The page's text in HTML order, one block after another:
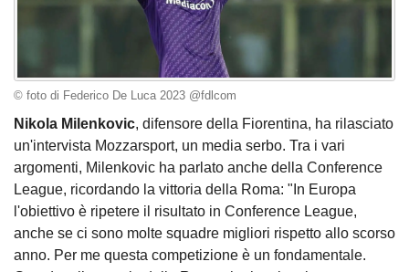
© foto di Federico De Luca 2023 @fdlcom
Nikola Milenkovic, difensore della Fiorentina, ha rilasciato
un'intervista Mozzarsport, un media serbo. Tra i vari
argomenti, Milenkovic ha parlato anche della Conference
League, ricordando la vittoria della Roma: "In Europa
l'obiettivo è ripetere il risultato in Conference League,
anche se ci sono molte squadre migliori rispetto allo scorso
anno. Per me questa competizione è un fondamentale.